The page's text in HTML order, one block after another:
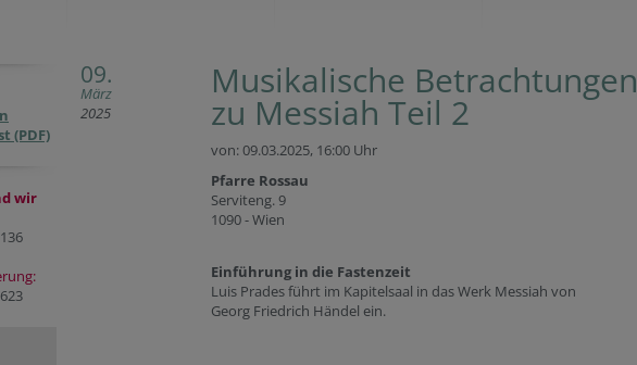
(PDF)
wir
09.
März
2025
Musikalische Betrachtungen
zu Messiah Teil 2
von: 09.03.2025, 16:00 Uhr
Pfarre Rossau
Serviteng. 9
1090 - Wien
Einführung in die Fastenzeit
Luis Prades führt im Kapitelsaal in das Werk Messiah von
Georg Friedrich Händel ein.